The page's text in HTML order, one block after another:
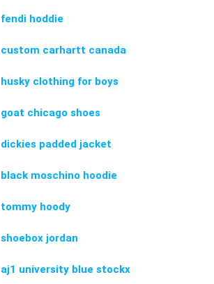
fendi hoddie
custom carhartt canada
husky clothing for boys
goat chicago shoes
dickies padded jacket
black moschino hoodie
tommy hoody
shoebox jordan
aj1 university blue stockx